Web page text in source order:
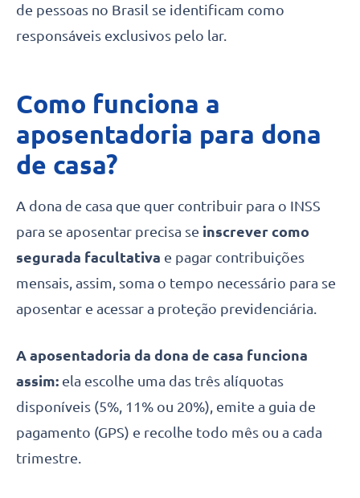
de pessoas no Brasil se identificam como
responsáveis exclusivos pelo lar.
Como funciona a
aposentadoria para dona
de casa?
A dona de casa que quer contribuir para o INSS
para se aposentar precisa se inscrever como
segurada facultativa e pagar contribuições
mensais, assim, soma o tempo necessário para se
aposentar e acessar a proteção previdenciária.
A aposentadoria da dona de casa funciona
assim: ela escolhe uma das três alíquotas
disponíveis (5%, 11% ou 20%), emite a guia de
pagamento (GPS) e recolhe todo mês ou a cada
trimestre.